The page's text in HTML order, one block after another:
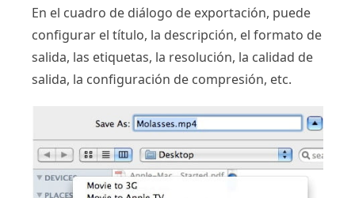
En el cuadro de diálogo de exportación, puede
configurar el título, la descripción, el formato de
salida, las etiquetas, la resolución, la calidad de
salida, la configuración de compresión, etc.